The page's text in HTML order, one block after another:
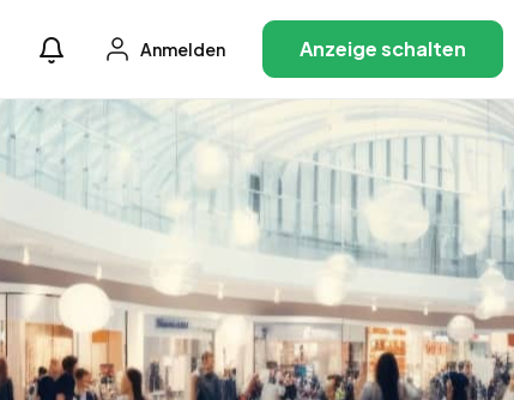
Anmelden Anzeige schalten